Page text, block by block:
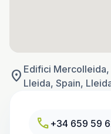
location_on Edifici
Lleida, Spain,
call +34 659 59